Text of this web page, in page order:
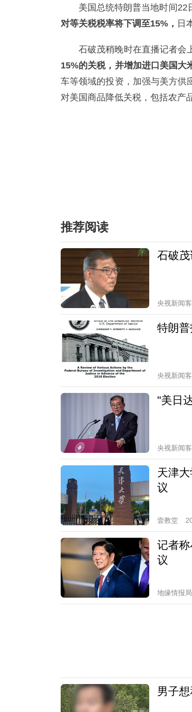
美国总统特朗普当地时间22
对等关税税率将下调至15%， 日
石破茂稍晚时在直播记者会
15%的关税，并增加进口美国大
车等领域的投资，加强与美方供
对美国商品降低关税，包括农产
推荐阅读
石破
央视新闻
特朗
央视新闻
"美日
央视新闻
天津
议
壹教堂
记者
议
地缘情报局
男子